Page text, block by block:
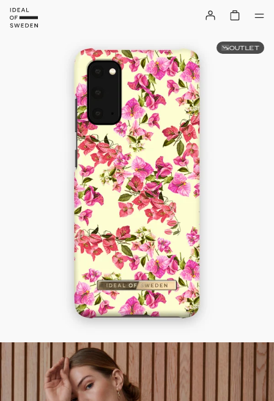
OUTLET